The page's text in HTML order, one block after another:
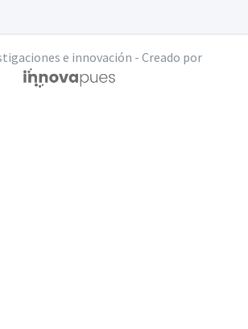
e innovación - Creado por